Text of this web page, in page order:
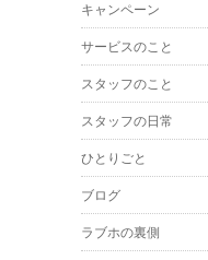
キャンペーン
サービスのこと
スタッフのこと
スタッフの日常
ひとりごと
ブログ
ラブホの裏側